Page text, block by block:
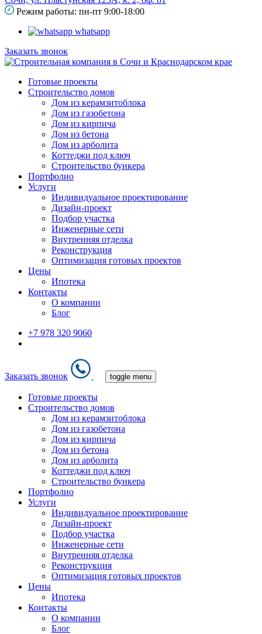
Режим работы: пн-пт 9:00-18:00
whatsapp
Заказать звонок
Готовые проекты
Строительство домов
Дом из керамзитоблока
Дом из газобетона
Дом из кирпича
Дом из бетона
Дом из арболита
Коттеджи под ключ
Строительство бункера
Портфолио
Услуги
Индивидуальное проектирование
Дизайн-проект
Подбор участка
Инженерные сети
Внутренняя отделка
Реконструкция
Оптимизация готовых проектов
Цены
Ипотека
Контакты
О компании
Блог
+7 978 320 9060
Заказать звонок toggle menu
Готовые проекты
Строительство домов
Дом из керамзитоблока
Дом из газобетона
Дом из кирпича
Дом из бетона
Дом из арболита
Коттеджи под ключ
Строительство бункера
Портфолио
Услуги
Индивидуальное проектирование
Дизайн-проект
Подбор участка
Инженерные сети
Внутренняя отделка
Реконструкция
Оптимизация готовых проектов
Цены
Ипотека
Контакты
О компании
Блог